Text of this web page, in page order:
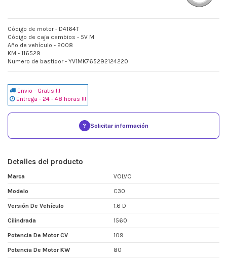
Código de motor - D4164T
Código de caja cambios - 5V M
Año de vehículo - 2008
KM - 116529
Numero de bastidor - YV1MK765292124220
Envio - Gratis !!!
Entrega - 24 - 48 horas !!!
? Solicitar información
Detalles del producto
Marca VOLVO
Modelo C30
Versión De Vehículo 1.6 D
Cilindrada 1560
Potencia De Motor CV 109
Potencia De Motor KW 80